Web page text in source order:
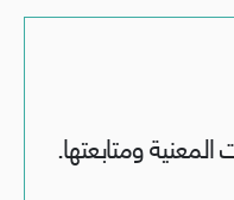
ومتابعتها.